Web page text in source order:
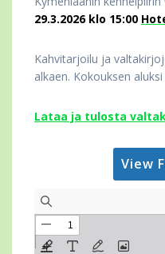
29.3.2026 klo 15:00
Kahvitarjoilu ja
alkaen. Kokouksen
Lataa ja tulosta
View